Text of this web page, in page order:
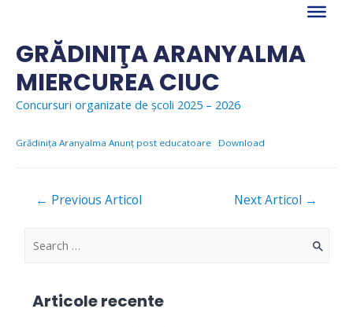
content
GRĂDINIŢA ARANYALMA
MIERCUREA CIUC
Concursuri organizate de școli 2025 – 2026
Grădinița Aranyalma Anunț post educatoare Download
Navigare
← Previous Articol Next Articol →
S
Articole recente